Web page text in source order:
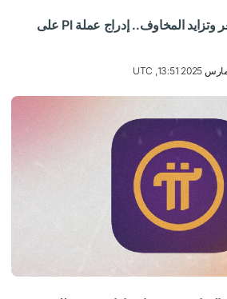
وسط انخفاض في السعر وتزايد المخاوف.. إدراج عملة PI على